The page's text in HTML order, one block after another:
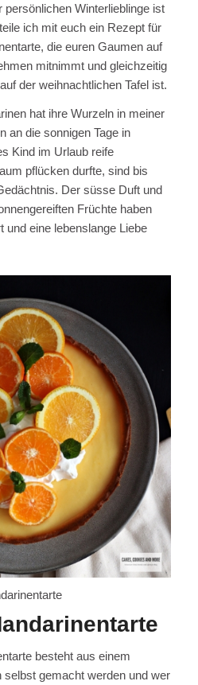
Winterlieblinge ist
ich mit euch ein Rezept für
die euren Gaumen auf
mitnimmt und gleichzeitig
der weihnachtlichen Tafel ist.
hat ihre Wurzeln in meiner
an die sonnigen Tage in
Kind im Urlaub reife
pflücken durfte, sind bis
Der süsse Duft und
Früchte haben
eine lebenslange Liebe
besteht aus einem
selbst gemacht werden und wer